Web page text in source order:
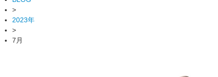
>
2023年
>
7月